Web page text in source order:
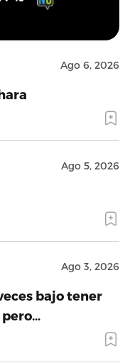
Ago 6, 2026
Ago 5, 2026
Ago 3, 2026
bajo tener
pero…